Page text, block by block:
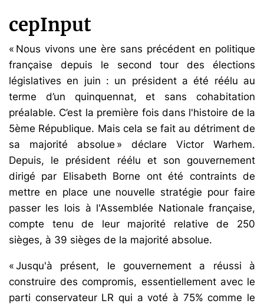
cepInput
« Nous vivons une ère sans précédent en politique
française depuis le second tour des élections
législatives en juin : un président a été réélu au
terme d’un quinquennat, et sans cohabitation
préalable. C’est la première fois dans l'histoire de la
5ème République. Mais cela se fait au détriment de
sa majorité absolue » déclare Victor Warhem.
Depuis, le président réélu et son gouvernement
dirigé par Elisabeth Borne ont été contraints de
mettre en place une nouvelle stratégie pour faire
passer les lois à l'Assemblée Nationale française,
compte tenu de leur majorité relative de 250
sièges, à 39 sièges de la majorité absolue.
« Jusqu'à présent, le gouvernement a réussi à
construire des compromis, essentiellement avec le
parti conservateur LR qui a voté à 75% comme le